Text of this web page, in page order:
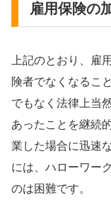
雇用保険の
上記のとおり、雇
険者でなくなるこ
でもなく法律上当
あったことを継続
業した場合に迅速
には、ハローワー
のは困難です。